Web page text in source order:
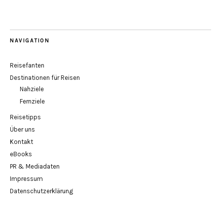
NAVIGATION
Reisefanten
Destinationen für Reisen
Nahziele
Fernziele
Reisetipps
Über uns
Kontakt
eBooks
PR & Mediadaten
Impressum
Datenschutzerklärung